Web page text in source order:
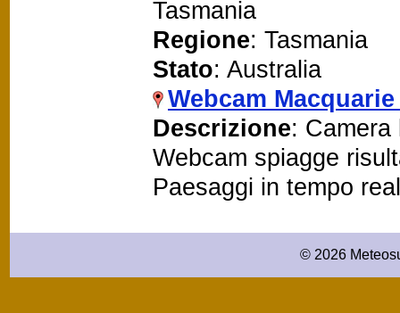
Tasmania
Regione: Tasmania
Stato: Australia
Webcam
Descrizione:
Webcam spiagge
Paesaggi in tempo
© 2026